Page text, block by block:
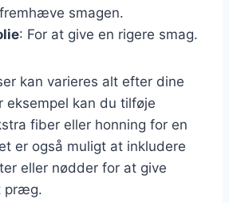
smagen.
: For at give en rigere smag.
kan varieres alt efter dine
eksempel kan du tilføje
fiber eller honning for en
er også muligt at inkludere
eller nødder for at give
præg.